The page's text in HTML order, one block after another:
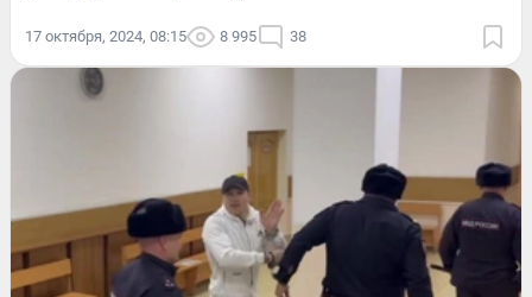
17 октября, 2024, 08:15 8 995 38